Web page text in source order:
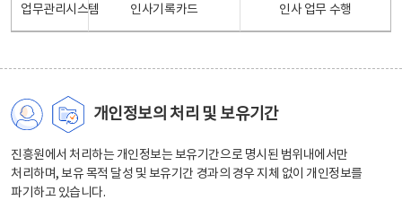
업무관리시스템 인사기록카드 인사 업무 수행
개인정보의 처리 및 보유기간
진흥원에서 처리하는 개인정보는 보유기간으로 명시된 범위내에서만
처리하며, 보유 목적 달성 및 보유기간 경과의 경우 지체 없이 개인정보를
파기하고 있습니다.